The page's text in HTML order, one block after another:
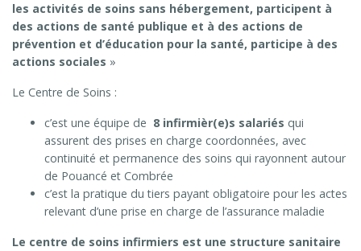
les activités de soins sans hébergement, participent à
des actions de santé publique et à des actions de
prévention et d’éducation pour la santé, participe à des
actions sociales »
Le Centre de Soins :
c’est une équipe de 8 infirmièr(e)s salariés qui
assurent des prises en charge coordonnées, avec
continuité et permanence des soins qui rayonnent autour
de Pouancé et Combrée
c’est la pratique du tiers payant obligatoire pour les actes
relevant d’une prise en charge de l’assurance maladie
Le centre de soins infirmiers est une structure sanitaire